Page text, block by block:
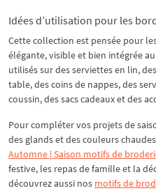
Idées d’utilisation pour les
Cette collection est pensée pour
élégante, visible et bien intégrée
utilisés sur des serviettes en lin,
table, des coins de nappes, des
coussin, des sacs cadeaux et des
Pour compléter vos projets de
des glands et des couleurs
Automne | Saison motifs de
festive, les repas de famille et la
découvrez aussi nos motifs de